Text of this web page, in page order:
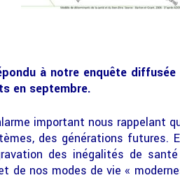
à notre enquête diffusée
en septembre.
important nous rappelant
des générations futures.
des inégalités de
nos modes de vie «